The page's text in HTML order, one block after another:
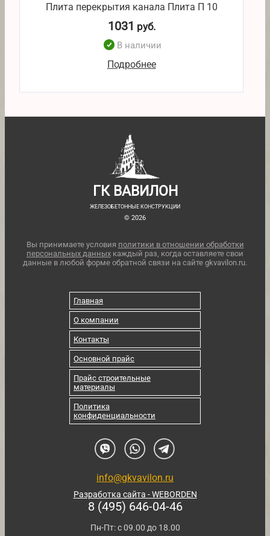
Плита перекрытия канала Плита П 10
1031 руб.
В наличии
Подробнее
ГК ВАВИЛОН
ЖЕЛЕЗОБЕТОННЫЕ КОНСТРУКЦИИ
© 2026
Вы принимаете условия политики в отношении обработки
персональных данных каждый раз, когда оставляете свои
данные в любой форме обратной связи на сайте gkvavilon.ru.
Главная
О компании
Контакты
Основной прайс
Прайс строительные
материалы
Политика
конфиденциальности
info@gkvavilon.ru
Разработка сайта - WEBORDEN
8 (495) 646-04-46
Пн-Пт: с 09.00 до 18.00